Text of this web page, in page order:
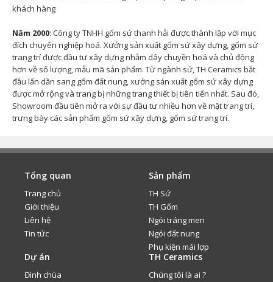
khách hàng
Năm 2000: Công ty TNHH gốm sứ thanh hải được thành lập với mục
đích chuyên nghiệp hoá. Xưởng sản xuất gốm sứ xây dựng, gốm sứ
trang trí được đầu tư xây dựng nhằm dây chuyền hoá và chủ động
hơn về số lượng, mẫu mã sản phẩm. Từ ngành sứ, TH Ceramics bắt
đầu lấn dần sang gốm đất nung, xưởng sản xuất gốm sứ xây dựng
được mở rộng và trang bị những trang thiết bị tiên tiến nhất. Sau đó,
Showroom đầu tiên mở ra với sự đầu tư nhiều hơn về mặt trang trí,
trưng bày các sản phẩm gốm sứ xây dựng, gốm sứ trang trí.
Tổng quan
Trang chủ
Giới thiệu
Liên hệ
Tin tức
Sản phẩm
TH Sứ
TH Gốm
Ngói tráng men
Ngói đất nung
Phụ kiện mái lợp
Dự án
Đình chùa
TH Ceramics
Chúng tôi là ai ?